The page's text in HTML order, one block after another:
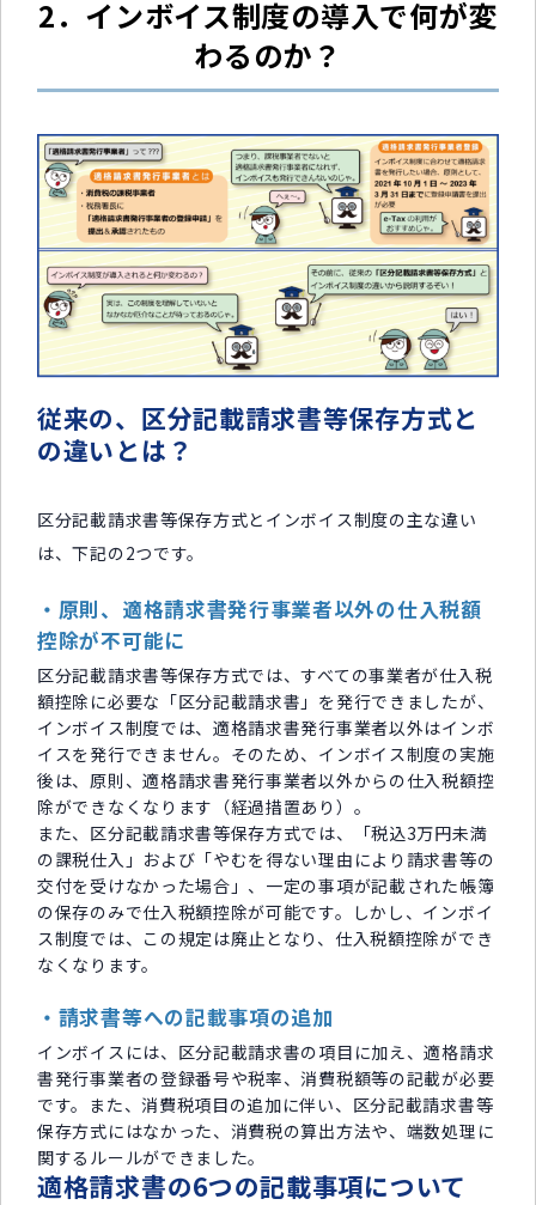
2．インボイス制度の導入で何が変
わるのか？
従来の、区分記載請求書等保存方式と
の違いとは？
区分記載請求書等保存方式とインボイス制度の主な違い
は、下記の2つです。
・原則、適格請求書発行事業者以外の仕入税額
控除が不可能に
区分記載請求書等保存方式では、すべての事業者が仕入税
額控除に必要な「区分記載請求書」を発行できましたが、
インボイス制度では、適格請求書発行事業者以外はインボ
イスを発行できません。そのため、インボイス制度の実施
後は、原則、適格請求書発行事業者以外からの仕入税額控
除ができなくなります（経過措置あり）。
また、区分記載請求書等保存方式では、「税込3万円未満
の課税仕入」および「やむを得ない理由により請求書等の
交付を受けなかった場合」、一定の事項が記載された帳簿
の保存のみで仕入税額控除が可能です。しかし、インボイ
ス制度では、この規定は廃止となり、仕入税額控除ができ
なくなります。
・請求書等への記載事項の追加
インボイスには、区分記載請求書の項目に加え、適格請求
書発行事業者の登録番号や税率、消費税額等の記載が必要
です。また、消費税項目の追加に伴い、区分記載請求書等
保存方式にはなかった、消費税の算出方法や、端数処理に
関するルールができました。
適格請求書の6つの記載事項について